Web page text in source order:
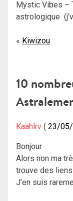
Mystic Vibes –
astrologique
Navigation
l’article
Kiwizou
10
Kaahlrv 23/05/
Bonjour
Alors non ma
trouve des
J’en suis